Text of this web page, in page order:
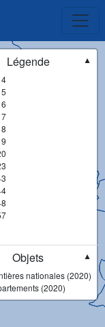
LG)
Légende
▼
Objets
▼
nationales (2020)
(2020)